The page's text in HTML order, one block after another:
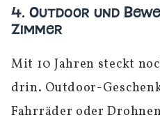
4. Outdoor und
Zimmer
Mit 10 Jahren steckt
drin. Outdoor-
Fahrräder oder